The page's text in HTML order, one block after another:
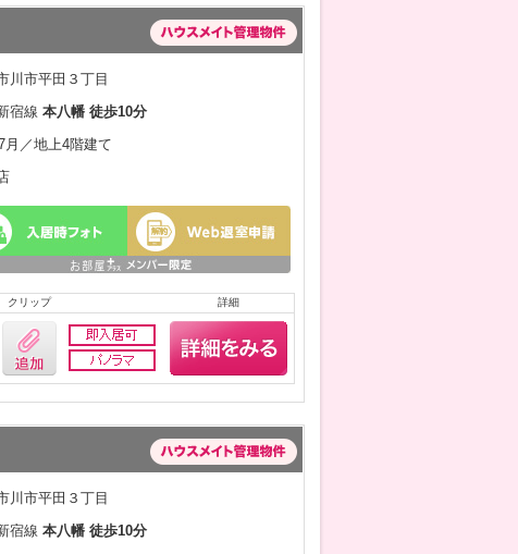
川市平田３丁目
宿線 本八幡 徒歩10分
月／地上4階建て
クリップ 詳細
川市平田３丁目
宿線 本八幡 徒歩10分